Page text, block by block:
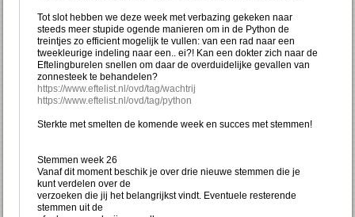
Tot slot hebben we deze week met verbazing gekeken naar
steeds meer stupide ogende manieren om in de Python de
treintjes zo efficient mogelijk te vullen: van een rad naar een
tweekleurige indeling naar een.. ei?! Kan een dokter zich naar de
Eftelingburelen snellen om daar de overduidelijke gevallen van
zonnesteek te behandelen?
https://www.eftelist.nl/ovd/tag/wachtrij
https://www.eftelist.nl/ovd/tag/python
Sterkte met smelten de komende week en succes met stemmen!
Stemmen week 26
Vanaf dit moment beschik je over drie nieuwe stemmen die je
kunt verdelen over de
verzoeken die jij het belangrijkst vindt. Eventuele resterende
stemmen uit de